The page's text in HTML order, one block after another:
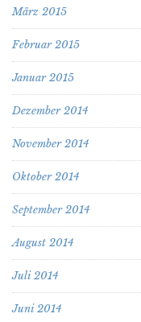
März 2015
Februar 2015
Januar 2015
Dezember 2014
November 2014
Oktober 2014
September 2014
August 2014
Juli 2014
Juni 2014